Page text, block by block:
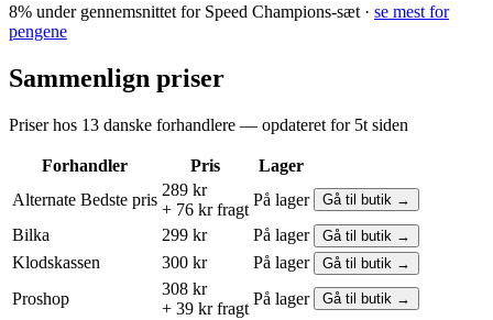
8% under gennemsnittet for Speed Champions-sæt · se mest for
pengene
Sammenlign priser
Priser hos 13 danske forhandlere — opdateret for 5t siden
Forhandler Pris
Lager
Alternate Bedste pris
289 kr
+ 76 kr fragt
På lager Gå til butik →
Bilka 299 kr På lager Gå til butik →
Klodskassen 300 kr På lager Gå til butik →
Proshop
308 kr
+ 39 kr fragt
På lager Gå til butik →